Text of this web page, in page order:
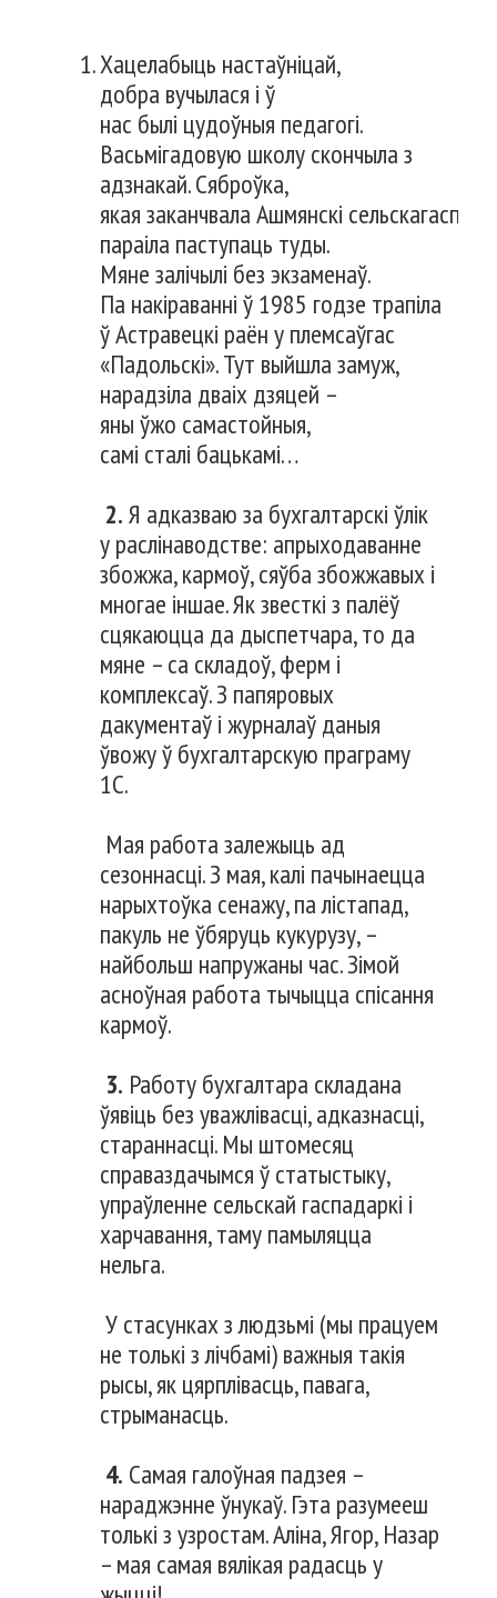
Хацелабыць настаўніцай,
добра вучылася і ў
нас былі цудоўныя педагогі.
Васьмігадовую школу скончыла з
адзнакай. Сяброўка,
якая заканчвала Ашмянскі
параіла паступаць туды.
Мяне залічылі без экзаменаў.
Па накіраванні ў 1985 годзе трапіла
ў Астравецкі раён у племсаўгас
«Падольскі». Тут выйшла замуж,
нарадзіла дваіх дзяцей –
яны ўжо самастойныя,
самі сталі бацькамі…
2.Я адказваю за бухгалтарскі ўлік
у раслінаводстве: апрыходаванне
збожжа, кармоў, сяўба збожжавых і
многае іншае. Як звесткі з палёў
сцякаюцца да дыспетчара, то да
мяне – са складоў, ферм і
комплексаў. З папяровых
дакументаў і журналаў даныя
ўвожу ў бухгалтарскую праграму
1С.
Мая работа залежыць ад
сезоннасці. З мая, калі пачынаецца
нарыхтоўка сенажу, па лістапад,
пакуль не ўбяруць кукурузу, –
найбольш напружаны час. Зімой
асноўная работа тычыцца спісання
кармоў.
3. Работу бухгалтара складана
ўявіць без уважлівасці, адказнасці,
стараннасці. Мы штомесяц
справаздачымся ў статыстыку,
упраўленне сельскай гаспадаркі і
харчавання, таму памыляцца
нельга.
У стасунках з людзьмі (мы працуем
не толькі з лічбамі) важныя такія
рысы, як цярплівасць, павага,
стрыманасць.
4. Самая галоўная падзея –
нараджэнне ўнукаў. Гэта разумееш
толькі з узростам. Аліна, Ягор, Назар
– мая самая вялікая радасць у